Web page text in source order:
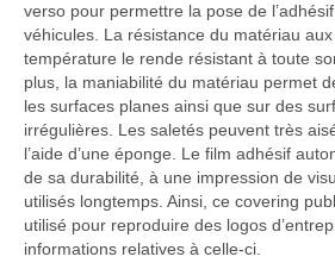
verso pour permettre la pose de
véhicules. La résistance du matériau
température le rende résistant à toute
plus, la maniabilité du matériau permet
les surfaces planes ainsi que sur des
irrégulières. Les saletés peuvent très
l’aide d’une éponge. Le film adhésif
de sa durabilité, à une impression de
utilisés longtemps. Ainsi, ce covering
utilisé pour reproduire des logos
informations relatives à celle-ci.